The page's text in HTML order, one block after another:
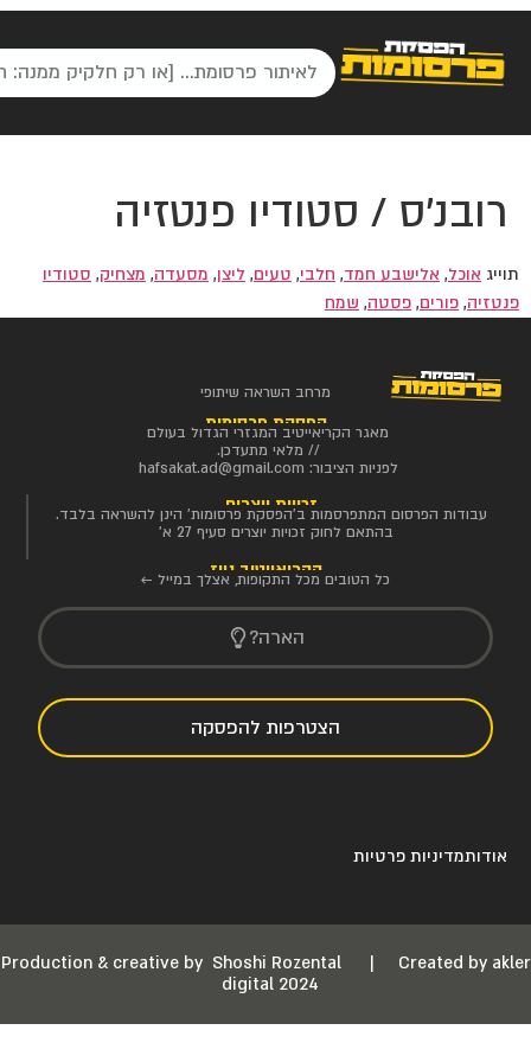
רובנ'ס / סטודיו פנטזיה
תוייג אוכל, אלישבע חמד, חלבי, טעים, ליצן, מסעדה, מצחיק, סטודיו
פנטזיה, פורים, פסטה, שמח
מרחב השראה שיתופי
הפסקת פרסומות
מאגר הקריאייטיב המגזרי הגדול בעולם
// מלאי מתעדכן.
לפניות הציבור: hafsakat.ad@gmail.com
זכויות יוצרים
עבודות הפרסום המתפרסמות ב'הפסקת פרסומות' הינן להשראה בלבד.
בהתאם לחוק זכויות יוצרים סעיף 27 א'
הקריאייטיב ניוז
כל הטובים מכל התקופות, אצלך במייל ←
הארה?
הצטרפות להפסקה
אודותמדיניות פרטיות
Production & creative by Shoshi Rozental | Created by akler
digital 2024